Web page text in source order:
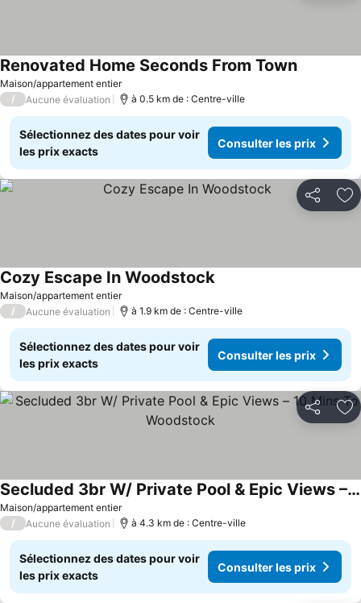
Maison/appartement entier
Renovated Home Seconds From Town
/ Aucune évaluation à 0.5 km de : Centre-ville
Sélectionnez des dates pour voir
les prix exacts
Consulter les prix
Partager
Maison/appartement entier
Cozy Escape In Woodstock
/ Aucune évaluation à 1.9 km de : Centre-ville
Sélectionnez des dates pour voir
les prix exacts
Consulter les prix
Partager
Maison/appartement entier
Secluded 3br W/ Private Pool & Epic Views – 10 Mins To Woodstock
/ Aucune évaluation à 4.3 km de : Centre-ville
Sélectionnez des dates pour voir
les prix exacts
Consulter les prix